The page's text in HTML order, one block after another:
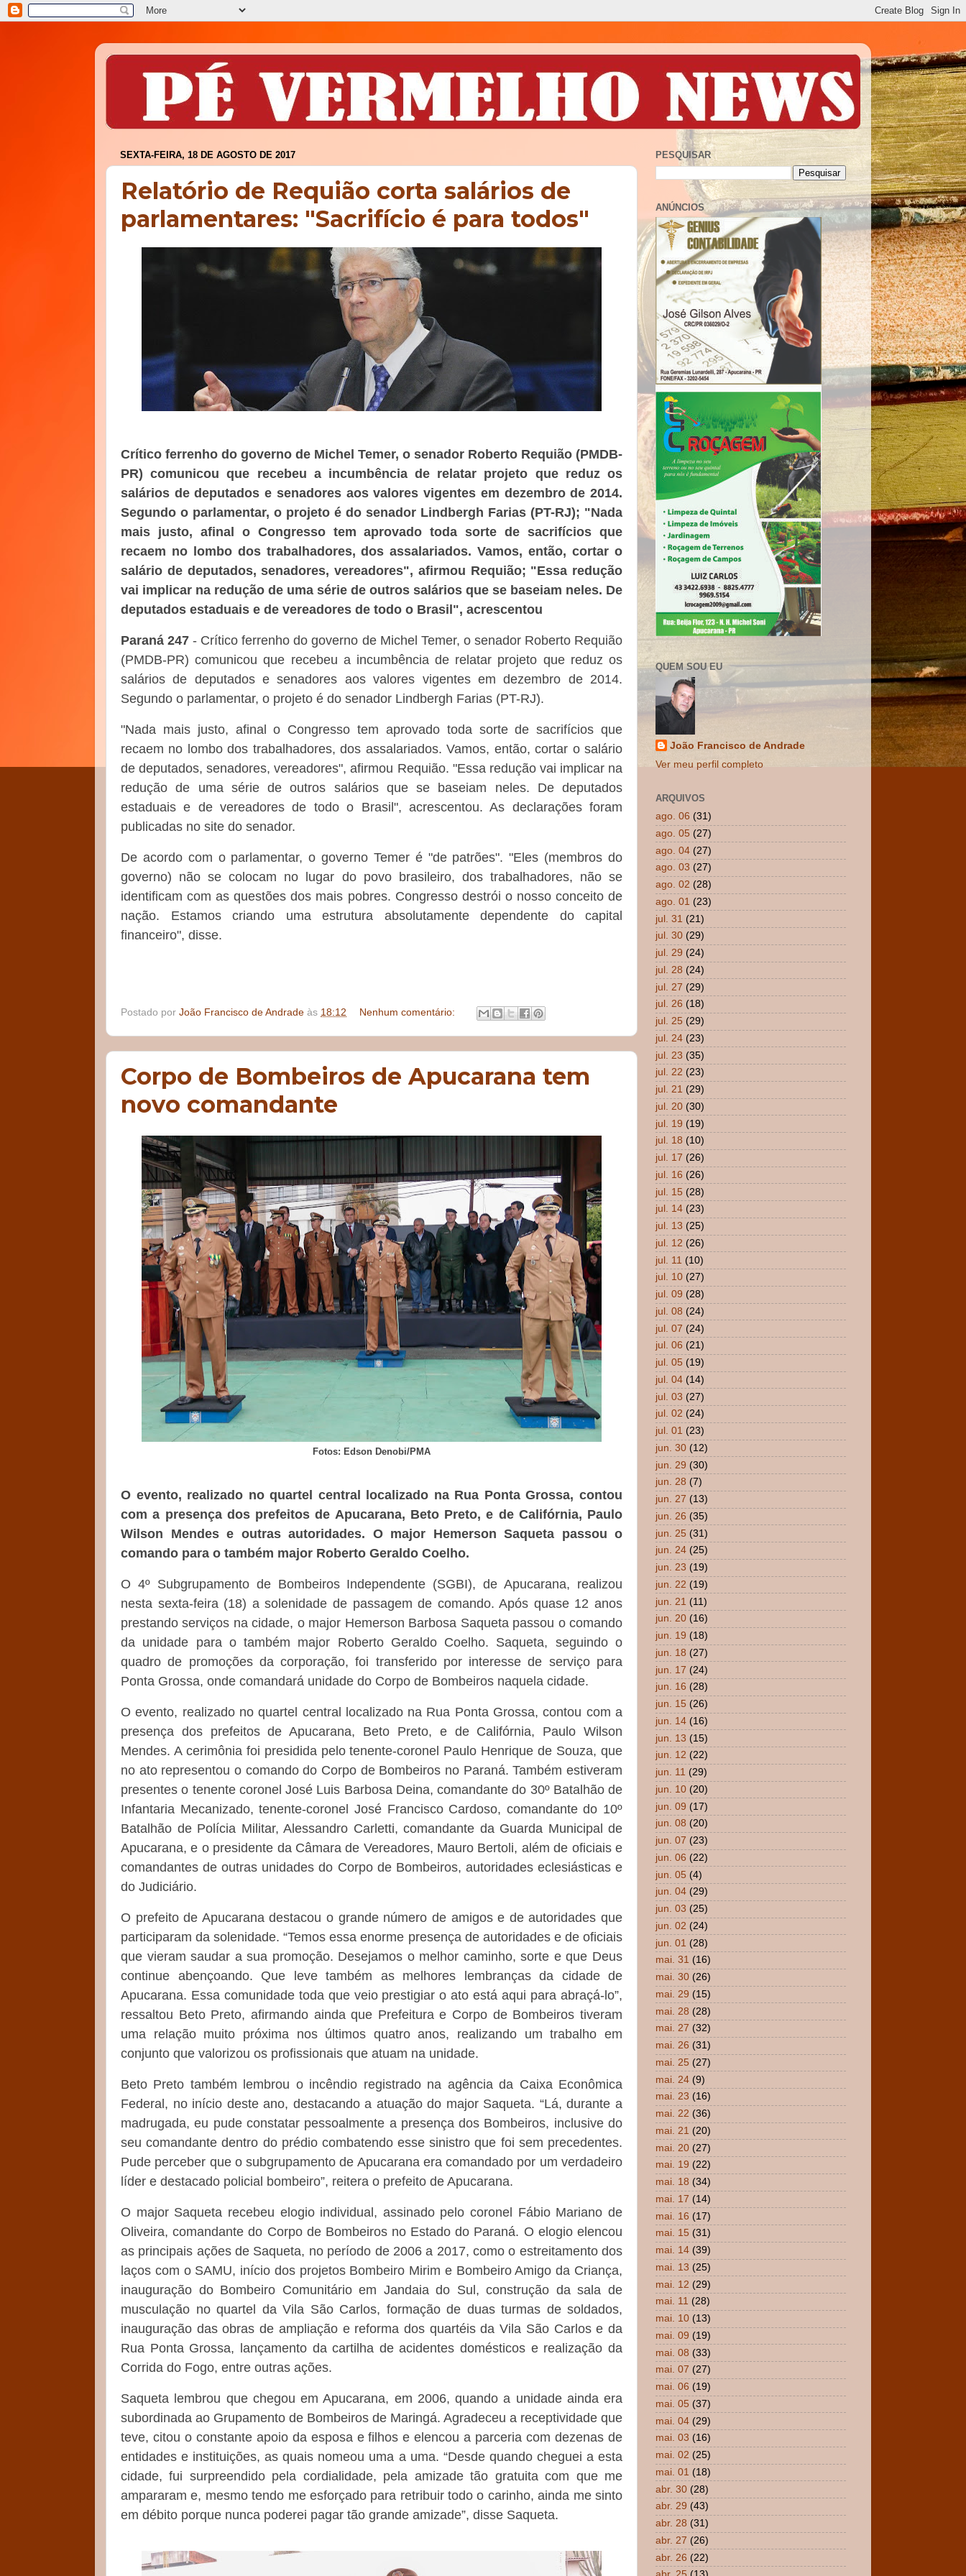
SEXTA-FEIRA, 18 DE AGOSTO DE 2017
Relatório de Requião corta salários de
parlamentares: "Sacrifício é para todos"
Crítico ferrenho do governo de Michel Temer, o senador Roberto Requião (PMDB-
PR) comunicou que recebeu a incumbência de relatar projeto que reduz os
salários de deputados e senadores aos valores vigentes em dezembro de 2014.
Segundo o parlamentar, o projeto é do senador Lindbergh Farias (PT-RJ); "Nada
mais justo, afinal o Congresso tem aprovado toda sorte de sacrifícios que
recaem no lombo dos trabalhadores, dos assalariados. Vamos, então, cortar o
salário de deputados, senadores, vereadores", afirmou Requião; "Essa redução
vai implicar na redução de uma série de outros salários que se baseiam neles. De
deputados estaduais e de vereadores de todo o Brasil", acrescentou
Paraná 247 - Crítico ferrenho do governo de Michel Temer, o senador Roberto Requião
(PMDB-PR) comunicou que recebeu a incumbência de relatar projeto que reduz os
salários de deputados e senadores aos valores vigentes em dezembro de 2014.
Segundo o parlamentar, o projeto é do senador Lindbergh Farias (PT-RJ).
"Nada mais justo, afinal o Congresso tem aprovado toda sorte de sacrifícios que
recaem no lombo dos trabalhadores, dos assalariados. Vamos, então, cortar o salário
de deputados, senadores, vereadores", afirmou Requião. "Essa redução vai implicar na
redução de uma série de outros salários que se baseiam neles. De deputados
estaduais e de vereadores de todo o Brasil", acrescentou. As declarações foram
publicadas no site do senador.
De acordo com o parlamentar, o governo Temer é "de patrões". "Eles (membros do
governo) não se colocam no lugar do povo brasileiro, dos trabalhadores, não se
identificam com as questões dos mais pobres. Congresso destrói o nosso conceito de
nação. Estamos criando uma estrutura absolutamente dependente do capital
financeiro", disse.
Postado por João Francisco de Andrade às 18:12 Nenhum comentário:
Corpo de Bombeiros de Apucarana tem
novo comandante
Fotos: Edson Denobi/PMA
O evento, realizado no quartel central localizado na Rua Ponta Grossa, contou
com a presença dos prefeitos de Apucarana, Beto Preto, e de Califórnia, Paulo
Wilson Mendes e outras autoridades. O major Hemerson Saqueta passou o
comando para o também major Roberto Geraldo Coelho.
O 4º Subgrupamento de Bombeiros Independente (SGBI), de Apucarana, realizou
nesta sexta-feira (18) a solenidade de passagem de comando. Após quase 12 anos
prestando serviços na cidade, o major Hemerson Barbosa Saqueta passou o comando
da unidade para o também major Roberto Geraldo Coelho. Saqueta, seguindo o
quadro de promoções da corporação, foi transferido por interesse de serviço para
Ponta Grossa, onde comandará unidade do Corpo de Bombeiros naquela cidade.
O evento, realizado no quartel central localizado na Rua Ponta Grossa, contou com a
presença dos prefeitos de Apucarana, Beto Preto, e de Califórnia, Paulo Wilson
Mendes. A cerimônia foi presidida pelo tenente-coronel Paulo Henrique de Souza, que
no ato representou o comando do Corpo de Bombeiros no Paraná. Também estiveram
presentes o tenente coronel José Luis Barbosa Deina, comandante do 30º Batalhão de
Infantaria Mecanizado, tenente-coronel José Francisco Cardoso, comandante do 10º
Batalhão de Polícia Militar, Alessandro Carletti, comandante da Guarda Municipal de
Apucarana, e o presidente da Câmara de Vereadores, Mauro Bertoli, além de oficiais e
comandantes de outras unidades do Corpo de Bombeiros, autoridades eclesiásticas e
do Judiciário.
O prefeito de Apucarana destacou o grande número de amigos e de autoridades que
participaram da solenidade. “Temos essa enorme presença de autoridades e de oficiais
que vieram saudar a sua promoção. Desejamos o melhor caminho, sorte e que Deus
continue abençoando. Que leve também as melhores lembranças da cidade de
Apucarana. Essa comunidade toda que veio prestigiar o ato está aqui para abraçá-lo”,
ressaltou Beto Preto, afirmando ainda que Prefeitura e Corpo de Bombeiros tiveram
uma relação muito próxima nos últimos quatro anos, realizando um trabalho em
conjunto que valorizou os profissionais que atuam na unidade.
Beto Preto também lembrou o incêndio registrado na agência da Caixa Econômica
Federal, no início deste ano, destacando a atuação do major Saqueta. “Lá, durante a
madrugada, eu pude constatar pessoalmente a presença dos Bombeiros, inclusive do
seu comandante dentro do prédio combatendo esse sinistro que foi sem precedentes.
Pude perceber que o subgrupamento de Apucarana era comandado por um verdadeiro
líder e destacado policial bombeiro”, reitera o prefeito de Apucarana.
O major Saqueta recebeu elogio individual, assinado pelo coronel Fábio Mariano de
Oliveira, comandante do Corpo de Bombeiros no Estado do Paraná. O elogio elencou
as principais ações de Saqueta, no período de 2006 a 2017, como o estreitamento dos
laços com o SAMU, início dos projetos Bombeiro Mirim e Bombeiro Amigo da Criança,
inauguração do Bombeiro Comunitário em Jandaia do Sul, construção da sala de
musculação no quartel da Vila São Carlos, formação de duas turmas de soldados,
inauguração das obras de ampliação e reforma dos quartéis da Vila São Carlos e da
Rua Ponta Grossa, lançamento da cartilha de acidentes domésticos e realização da
Corrida do Fogo, entre outras ações.
Saqueta lembrou que chegou em Apucarana, em 2006, quando a unidade ainda era
subordinada ao Grupamento de Bombeiros de Maringá. Agradeceu a receptividade que
teve, citou o constante apoio da esposa e filhos e elencou a parceria com dezenas de
entidades e instituições, as quais nomeou uma a uma. “Desde quando cheguei a esta
cidade, fui surpreendido pela cordialidade, pela amizade tão gratuita com que me
ampararam e, mesmo tendo me esforçado para retribuir todo o carinho, ainda me sinto
em débito porque nunca poderei pagar tão grande amizade”, disse Saqueta.
PESQUISAR
ANÚNCIOS
QUEM SOU EU
João Francisco de Andrade
Ver meu perfil completo
ARQUIVOS
ago. 06 (31)
ago. 05 (27)
ago. 04 (27)
ago. 03 (27)
ago. 02 (28)
ago. 01 (23)
jul. 31 (21)
jul. 30 (29)
jul. 29 (24)
jul. 28 (24)
jul. 27 (29)
jul. 26 (18)
jul. 25 (29)
jul. 24 (23)
jul. 23 (35)
jul. 22 (23)
jul. 21 (29)
jul. 20 (30)
jul. 19 (19)
jul. 18 (10)
jul. 17 (26)
jul. 16 (26)
jul. 15 (28)
jul. 14 (23)
jul. 13 (25)
jul. 12 (26)
jul. 11 (10)
jul. 10 (27)
jul. 09 (28)
jul. 08 (24)
jul. 07 (24)
jul. 06 (21)
jul. 05 (19)
jul. 04 (14)
jul. 03 (27)
jul. 02 (24)
jul. 01 (23)
jun. 30 (12)
jun. 29 (30)
jun. 28 (7)
jun. 27 (13)
jun. 26 (35)
jun. 25 (31)
jun. 24 (25)
jun. 23 (19)
jun. 22 (19)
jun. 21 (11)
jun. 20 (16)
jun. 19 (18)
jun. 18 (27)
jun. 17 (24)
jun. 16 (28)
jun. 15 (26)
jun. 14 (16)
jun. 13 (15)
jun. 12 (22)
jun. 11 (29)
jun. 10 (20)
jun. 09 (17)
jun. 08 (20)
jun. 07 (23)
jun. 06 (22)
jun. 05 (4)
jun. 04 (29)
jun. 03 (25)
jun. 02 (24)
jun. 01 (28)
mai. 31 (16)
mai. 30 (26)
mai. 29 (15)
mai. 28 (28)
mai. 27 (32)
mai. 26 (31)
mai. 25 (27)
mai. 24 (9)
mai. 23 (16)
mai. 22 (36)
mai. 21 (20)
mai. 20 (27)
mai. 19 (22)
mai. 18 (34)
mai. 17 (14)
mai. 16 (17)
mai. 15 (31)
mai. 14 (39)
mai. 13 (25)
mai. 12 (29)
mai. 11 (28)
mai. 10 (13)
mai. 09 (19)
mai. 08 (33)
mai. 07 (27)
mai. 06 (19)
mai. 05 (37)
mai. 04 (29)
mai. 03 (16)
mai. 02 (25)
mai. 01 (18)
abr. 30 (28)
abr. 29 (43)
abr. 28 (31)
abr. 27 (26)
abr. 26 (22)